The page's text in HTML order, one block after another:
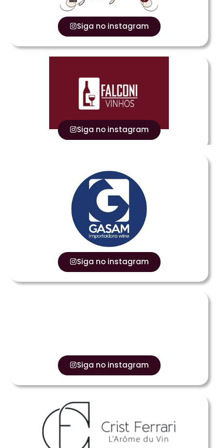
Siga no instagram
Siga no instagram
Siga no instagram
Siga no instagram